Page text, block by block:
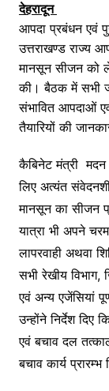
c
e
b
o
o
itt
er
देहरादून
आपदा प्रबंधन एवं
उत्तराखण्ड राज्य
मानसून सीजन को
की। बैठक में सभी
संभावित आपदाओं
तैयारियों की
कैबिनेट मंत्री
लिए अत्यंत
मानसून का सीजन
यात्रा भी अपने
लापरवाही अथवा
सभी रेखीय
एवं अन्य एजेंसियां
उन्होंने निर्देश दिए
एवं बचाव दल
बचाव कार्य प्रारम्भ